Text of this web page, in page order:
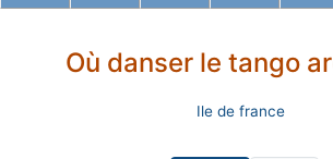
Où danser le tango